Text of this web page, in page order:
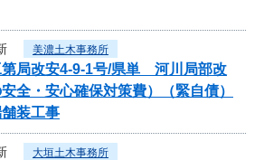
美濃土木事務所
第局改安4-9-1号/県単 河川局部改
全・安心確保対策費）（緊自債）
舗装工事
大垣土木事務所